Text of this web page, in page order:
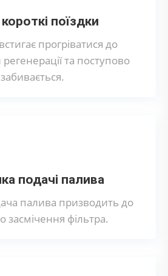
поїздки
прогріватися до
та поступово
забивається.
подачі палива
палива призводить до
засмічення фільтра.